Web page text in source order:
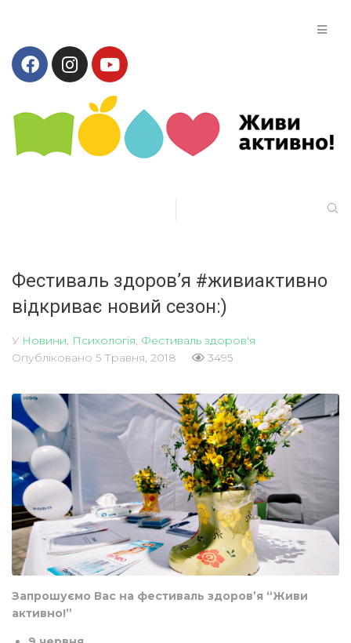
Фестиваль здоров’я #живиактивно
відкриває новий сезон:)
У Новини Психологія Фестиваль здоров'я
Опубліковано 5 Травня, 2018 3495
Запрошуємо Вас на фестиваль здоров’я “Живи
активно!”